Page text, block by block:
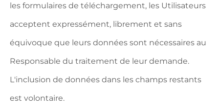
les formulaires de téléchargement, les Utilisateurs
acceptent expressément, librement et sans
équivoque que leurs données sont nécessaires au
Responsable du traitement de leur demande.
L'inclusion de données dans les champs restants
est volontaire.